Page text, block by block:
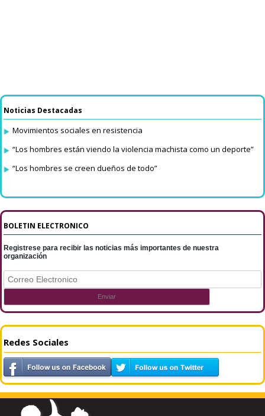
Noticias Destacadas
Movimientos sociales en resistencia
“Los hombres están viendo la violencia machista como un deporte”
“Los hombres se creen dueños de todo”
BOLETIN ELECTRONICO
Registrese para recibir las noticias más importantes de nuestra
organización
Redes Sociales